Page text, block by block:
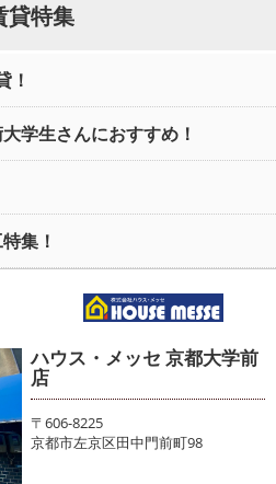
貸特集
！
学生さんにおすすめ！
集！
ハウス・メッセ 京都大学前
店
〒606-8225
京都市左京区田中門前町98